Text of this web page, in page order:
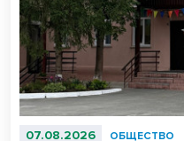
07.08.2026 ОБЩЕСТВО